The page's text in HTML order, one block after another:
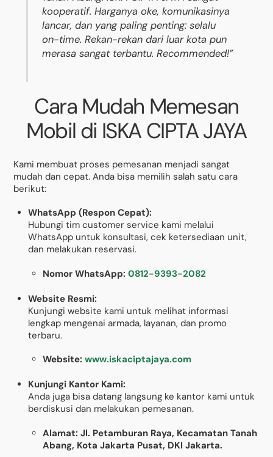
kooperatif. Harganya oke, komunikasinya
lancar, dan yang paling penting: selalu
on-time. Rekan-rekan dari luar kota pun
merasa sangat terbantu. Recommended!”
Cara Mudah Memesan
Mobil di ISKA CIPTA JAYA
Kami membuat proses pemesanan menjadi sangat
mudah dan cepat. Anda bisa memilih salah satu cara
berikut:
WhatsApp (Respon Cepat):
Hubungi tim customer service kami melalui
WhatsApp untuk konsultasi, cek ketersediaan unit,
dan melakukan reservasi.
Nomor WhatsApp: 0812-9393-2082
Website Resmi:
Kunjungi website kami untuk melihat informasi
lengkap mengenai armada, layanan, dan promo
terbaru.
Website: www.iskaciptajaya.com
Kunjungi Kantor Kami:
Anda juga bisa datang langsung ke kantor kami untuk
berdiskusi dan melakukan pemesanan.
Alamat: Jl. Petamburan Raya, Kecamatan Tanah
Abang, Kota Jakarta Pusat, DKI Jakarta.